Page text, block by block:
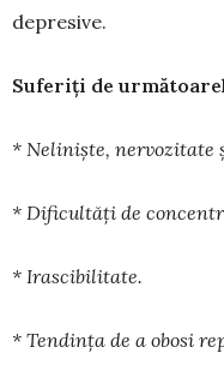
depresive.
Suferiți de
* Neliniște, nervozitate
* Dificultăți de
* Irascibilitate.
* Tendința de a obosi